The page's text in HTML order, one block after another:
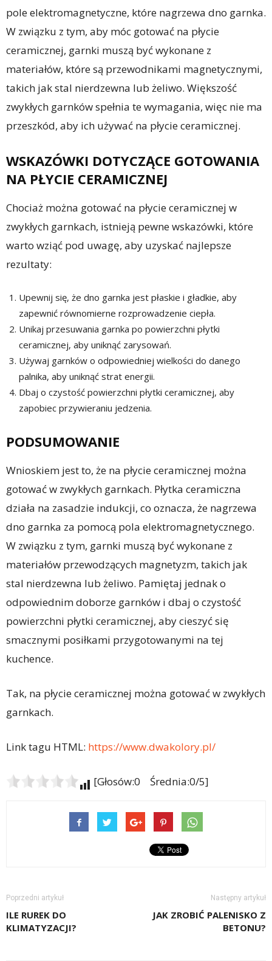
pole elektromagnetyczne, które nagrzewa dno garnka.
W związku z tym, aby móc gotować na płycie
ceramicznej, garnki muszą być wykonane z
materiałów, które są przewodnikami magnetycznymi,
takich jak stal nierdzewna lub żeliwo. Większość
zwykłych garnków spełnia te wymagania, więc nie ma
przeszkód, aby ich używać na płycie ceramicznej.
WSKAZÓWKI DOTYCZĄCE GOTOWANIA
NA PŁYCIE CERAMICZNEJ
Chociaż można gotować na płycie ceramicznej w
zwykłych garnkach, istnieją pewne wskazówki, które
warto wziąć pod uwagę, aby uzyskać najlepsze
rezultaty:
Upewnij się, że dno garnka jest płaskie i gładkie, aby
zapewnić równomierne rozprowadzenie ciepła.
Unikaj przesuwania garnka po powierzchni płytki
ceramicznej, aby uniknąć zarysowań.
Używaj garnków o odpowiedniej wielkości do danego
palnika, aby uniknąć strat energii.
Dbaj o czystość powierzchni płytki ceramicznej, aby
zapobiec przywieraniu jedzenia.
PODSUMOWANIE
Wnioskiem jest to, że na płycie ceramicznej można
gotować w zwykłych garnkach. Płytka ceramiczna
działa na zasadzie indukcji, co oznacza, że nagrzewa
dno garnka za pomocą pola elektromagnetycznego.
W związku z tym, garnki muszą być wykonane z
materiałów przewodzących magnetyzm, takich jak
stal nierdzewna lub żeliwo. Pamiętaj jednak o
odpowiednim doborze garnków i dbaj o czystość
powierzchni płytki ceramicznej, aby cieszyć się
smacznymi posiłkami przygotowanymi na tej
kuchence.
Tak, na płycie ceramicznej można gotować w zwykłych
garnkach.
Link tagu HTML: https://www.dwakolory.pl/
[Głosów:0 Średnia:0/5]
Poprzedni artykuł
ILE RUREK DO
KLIMATYZACJI?
Następny artykuł
JAK ZROBIĆ PALENISKO Z
BETONU?